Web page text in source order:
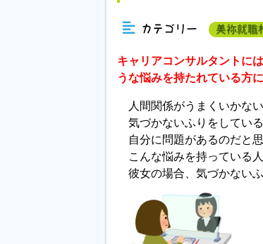
カテゴリー 美祢就職
キャリアコンサルタントに
うな悩みを持たれている方
人間関係がうまくいかな
気づかないふりをしてい
自分に問題があるのだと
こんな悩みを持っている
彼女の場合、気づかない